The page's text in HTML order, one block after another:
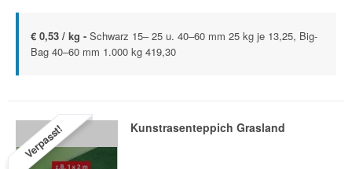
€ 0,53 / kg - Schwarz 15– 25 u. 40–60 mm 25 kg je 13,25, Big-
Bag 40–60 mm 1.000 kg 419,30
Verpasst! Kunstrasenteppich Grasland